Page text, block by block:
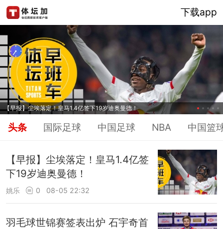
下载app
【早报】尘埃落定！皇马1.4亿签下19岁迪奥曼德！
头条 国际足球 中国足球 NBA 中国篮
【早报】尘埃落定！皇马1.4亿签
下19岁迪奥曼德！
姚乐 0 08-05 22:32
羽毛球世锦赛签表出炉 石宇奇首